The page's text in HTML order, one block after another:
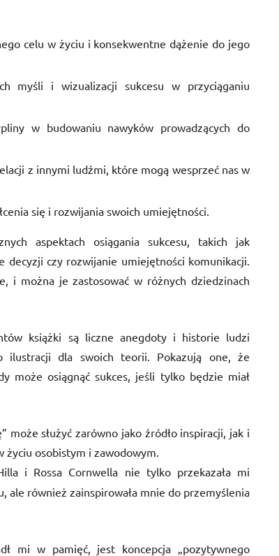
celu w życiu i konsekwentne dążenie do jego
myśli i wizualizacji sukcesu w przyciąganiu
w budowaniu nawyków prowadzących do
z innymi ludźmi, które mogą wesprzeć nas w
się i rozwijania swoich umiejętności.
aspektach osiągania sukcesu, takich jak
decyzji czy rozwijanie umiejętności komunikacji.
i można je zastosować w różnych dziedzinach
książki są liczne anegdoty i historie ludzi
dla swoich teorii. Pokazują one, że
może osiągnąć sukces, jeśli tylko będzie miał
może służyć zarówno jako źródło inspiracji, jak i
życiu osobistym i zawodowym.
i Rossa Cornwella nie tylko przekazała mi
ale również zainspirowała mnie do przemyślenia
mi w pamięć, jest koncepcja „pozytywnego